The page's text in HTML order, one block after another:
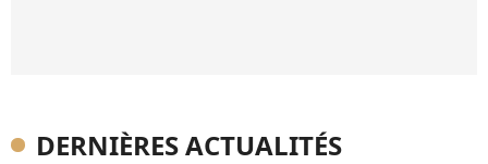
DERNIÈRES ACTUALITÉS